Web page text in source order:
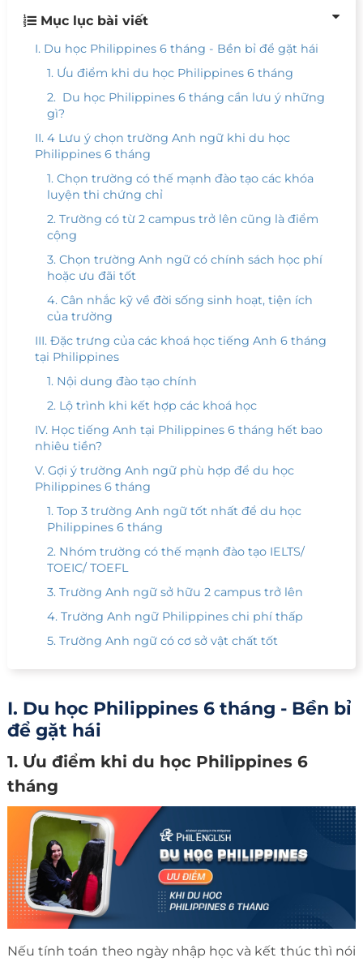
Mục lục bài viết
I. Du học Philippines 6 tháng - Bền bỉ để gặt hái
1. Ưu điểm khi du học Philippines 6 tháng
2. Du học Philippines 6 tháng cần lưu ý những
gì?
II. 4 Lưu ý chọn trường Anh ngữ khi du học
Philippines 6 tháng
1. Chọn trường có thế mạnh đào tạo các khóa
luyện thi chứng chỉ
2. Trường có từ 2 campus trở lên cũng là điểm
cộng
3. Chọn trường Anh ngữ có chính sách học phí
hoặc ưu đãi tốt
4. Cân nhắc kỹ về đời sống sinh hoạt, tiện ích
của trường
III. Đặc trưng của các khoá học tiếng Anh 6 tháng
tại Philippines
1. Nội dung đào tạo chính
2. Lộ trình khi kết hợp các khoá học
IV. Học tiếng Anh tại Philippines 6 tháng hết bao
nhiêu tiền?
V. Gợi ý trường Anh ngữ phù hợp để du học
Philippines 6 tháng
1. Top 3 trường Anh ngữ tốt nhất để du học
Philippines 6 tháng
2. Nhóm trường có thế mạnh đào tạo IELTS/
TOEIC/ TOEFL
3. Trường Anh ngữ sở hữu 2 campus trở lên
4. Trường Anh ngữ Philippines chi phí thấp
5. Trường Anh ngữ có cơ sở vật chất tốt
I. Du học Philippines 6 tháng - Bền bỉ
để gặt hái
1. Ưu điểm khi du học Philippines 6
tháng
Nếu tính toán theo ngày nhập học và kết thúc thì nói